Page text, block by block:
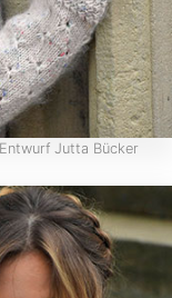
Jutta Bücker